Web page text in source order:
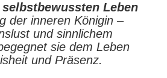
Leben
der inneren Königin –
und sinnlichem
sie dem Leben
und Präsenz.